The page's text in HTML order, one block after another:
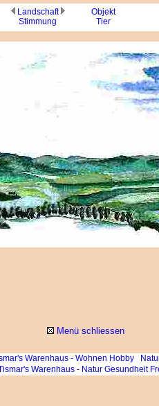
Landschaft
Objekt
Stimmung Tier
Menü schliessen